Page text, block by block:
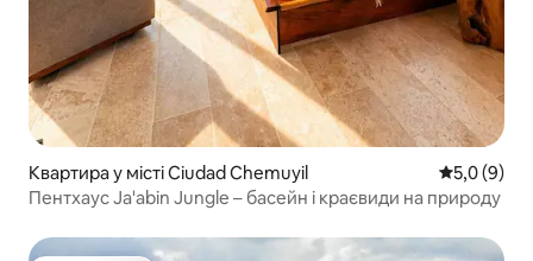
Квартира у місті Ciudad Chemuyil Середня
5,0 (9)
Пентхаус Ja'abin Jungle – басейн і краєвиди на природу